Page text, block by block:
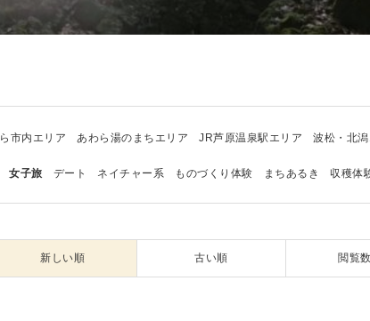
市内エリア あわら湯のまちエリア JR芦原温泉駅エリア 波松・北
女子旅 デート ネイチャー系 ものづくり体験 まちあるき 収穫体
新しい順 古い順 閲覧